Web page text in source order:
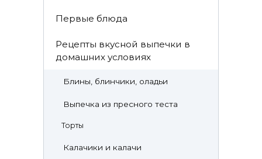
Первые блюда
Рецепты вкусной выпечки в
домашних условиях
Блины, блинчики, оладьи
Выпечка из пресного теста
Торты
Калачики и калачи